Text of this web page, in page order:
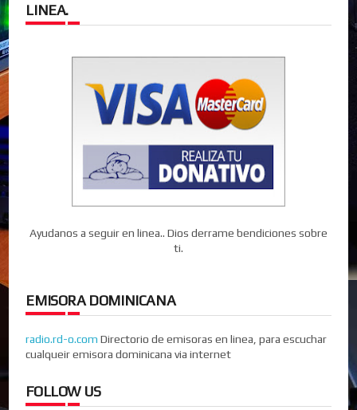
LINEA.
Ayudanos a seguir en linea.. Dios derrame bendiciones sobre
ti.
EMISORA DOMINICANA
radio.rd-o.com Directorio de emisoras en linea, para escuchar
cualqueir emisora dominicana via internet
FOLLOW US